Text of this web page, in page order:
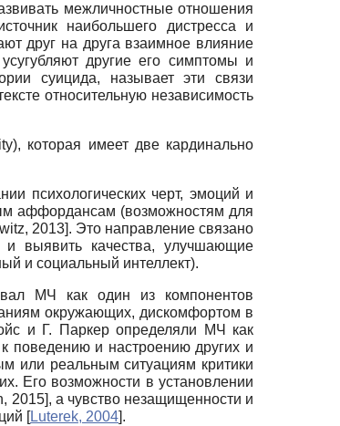
межличностные отношения
наибольшего дистресса и
друг на друга взаимное влияние
другие его симптомы и
суицида, называет эти связи
относительную независимость
которая имеет две кардинально
психологических черт, эмоций и
аффордансам (возможностям для
2013]. Это направление связано
и выявить качества, улучшающие
и социальный интеллект).
МЧ как один из компонентов
окружающих, дискомфортом в
и Г. Паркер определяли МЧ как
поведению и настроению других и
или реальным ситуациям критики
Его возможности в установлении
2015], а чувство незащищенности и
[Luterek, 2004].